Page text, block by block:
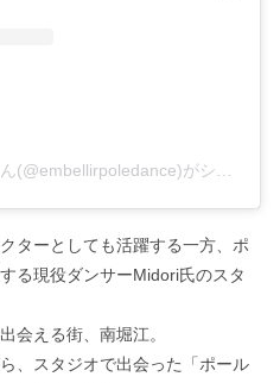
ターとしても活躍する一方、ポ
る現役ダンサーMidori氏のスタ
会える街、南堀江。
、スタジオで出会った「ポール